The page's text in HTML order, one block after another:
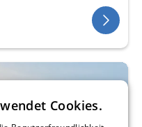
Cookies.